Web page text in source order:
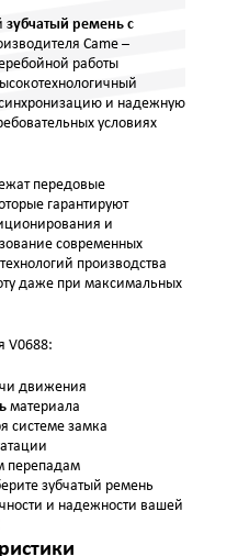
зубчатый ремень с
Came –
работы
и надежную
условиях
передовые
гарантируют
и
современных
производства
даже при максимальных
V0688:
движения
материала
системе замка
перепадам
зубчатый ремень
и надежности вашей